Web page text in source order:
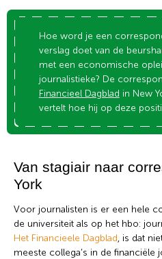
Hoe word je een
verslag doet van de
met een economische
journalistieke? De
Financieel Dagblad in New
vertelt hoe hij op deze
Van stagiair naar
York
Voor journalisten is er een hele
de universiteit als op het hbo:
Het Financieele Dagblad, is dat
meeste collega’s in de financiële